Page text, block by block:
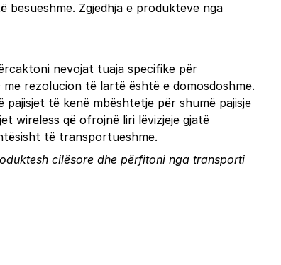
Zgjedhja e produkteve nga
nevojat tuaja specifike për
rezolucion të lartë është e domosdoshme.
të kenë mbështetje për shumë pajisje
wireless që ofrojnë liri lëvizjeje gjatë
të transportueshme.
cilësore dhe përfitoni nga transporti